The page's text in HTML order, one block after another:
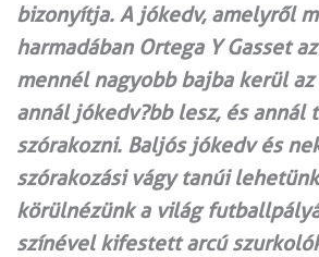
bizonyítja. A jókedv, amelyről
harmadában Ortega Y Gasset
mennél nagyobb bajba kerül
annál jókedv?bb lesz, és annál
szórakozni. Baljós jókedv és
szórakozási vágy tanúi
körülnézünk a világ
színével kifestett arcú